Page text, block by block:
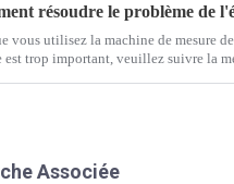
résoudre le problème de
vous utilisez la machine de mesure
est trop important, veuillez suivre la
Associée